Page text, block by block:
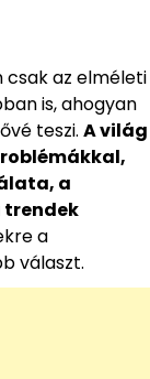
csak az elméleti
is, ahogyan
teszi. A világ
a
trendek
a
választ.